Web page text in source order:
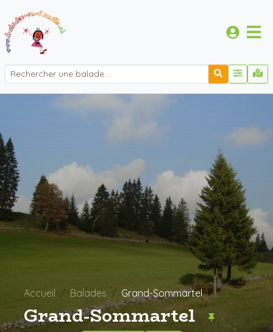
Accueil Balades Grand-Sommartel
Grand-Sommartel